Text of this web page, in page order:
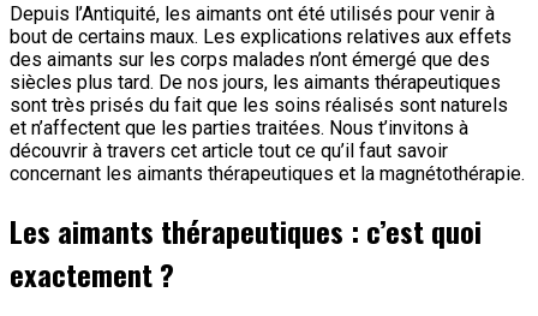
Depuis l’Antiquité, les aimants ont été utilisés pour venir à
bout de certains maux. Les explications relatives aux effets
des aimants sur les corps malades n’ont émergé que des
siècles plus tard. De nos jours, les aimants thérapeutiques
sont très prisés du fait que les soins réalisés sont naturels
et n’affectent que les parties traitées. Nous t’invitons à
découvrir à travers cet article tout ce qu’il faut savoir
concernant les aimants thérapeutiques et la magnétothérapie.
Les aimants thérapeutiques : c’est quoi
exactement ?